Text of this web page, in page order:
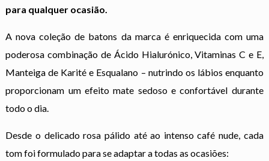
para qualquer ocasião.
A nova coleção de batons da marca é enriquecida com uma
poderosa combinação de Ácido Hialurónico, Vitaminas C e E,
Manteiga de Karité e Esqualano – nutrindo os lábios enquanto
proporcionam um efeito mate sedoso e confortável durante
todo o dia.
Desde o delicado rosa pálido até ao intenso café nude, cada
tom foi formulado para se adaptar a todas as ocasiões: